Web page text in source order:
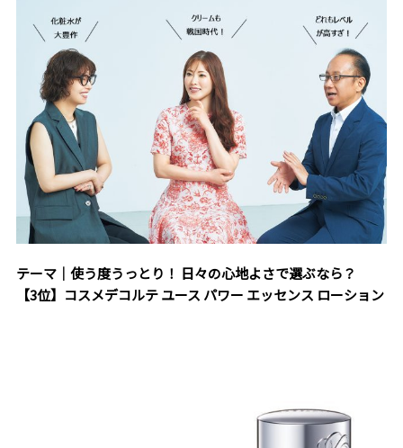
テーマ｜使う度うっとり！ 日々の心地よさで選ぶなら？
【3位】コスメデコルテ ユース パワー エッセンス ローション